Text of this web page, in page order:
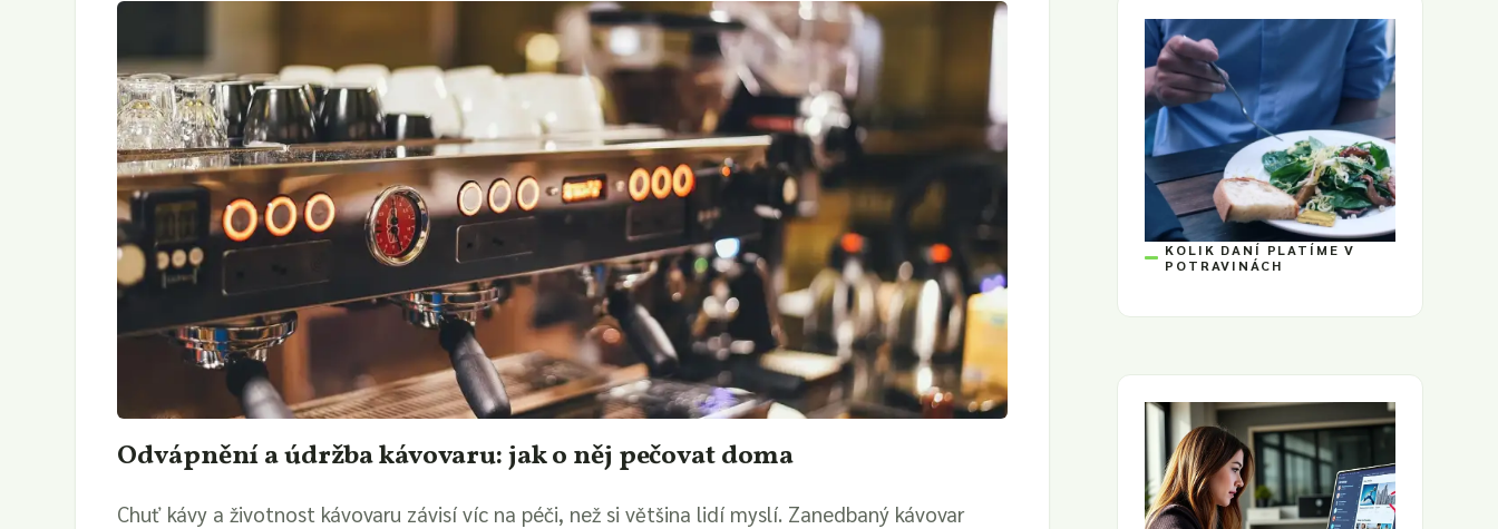
Odvápnění a údržba kávovaru: jak o něj pečovat doma
Chuť kávy a životnost kávovaru závisí víc na péči, než si většina lidí myslí. Zanedbaný kávovar
KOLIK DANÍ PLATÍME V
POTRAVINÁCH